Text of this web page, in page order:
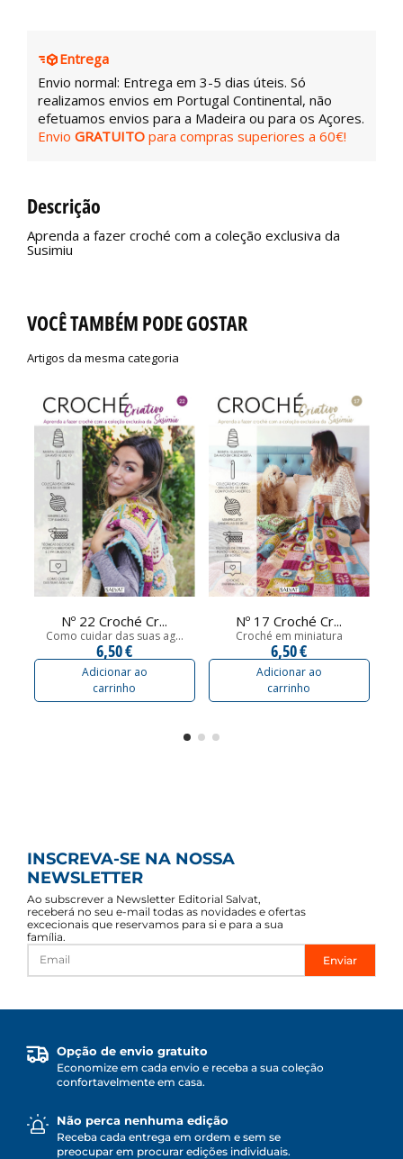
Entrega
Envio normal: Entrega em 3-5 dias úteis. Só
realizamos envios em Portugal Continental, não
efetuamos envios para a Madeira ou para os Açores.
Envio GRATUITO para compras superiores a 60€!
Descrição
Aprenda a fazer croché com a coleção exclusiva da
Susimiu
VOCÊ TAMBÉM PODE GOSTAR
Artigos da mesma categoria
Nº 22 Croché Cr...
Como cuidar das suas ag...
6,50 €
Adicionar ao
carrinho
Nº 17 Croché Cr...
Croché em miniatura
6,50 €
Adicionar ao
carrinho
INSCREVA-SE NA NOSSA
NEWSLETTER
Ao subscrever a Newsletter Editorial Salvat,
receberá no seu e-mail todas as novidades e ofertas
excecionais que reservamos para si e para a sua
família.
Enviar
Opção de envio gratuito
Economize em cada envio e receba a sua coleção
confortavelmente em casa.
Não perca nenhuma edição
Receba cada entrega em ordem e sem se
preocupar em procurar edições individuais.